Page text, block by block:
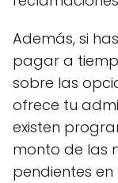
Además, si
pagar a
sobre las
ofrece tu
existen
monto de las
pendientes